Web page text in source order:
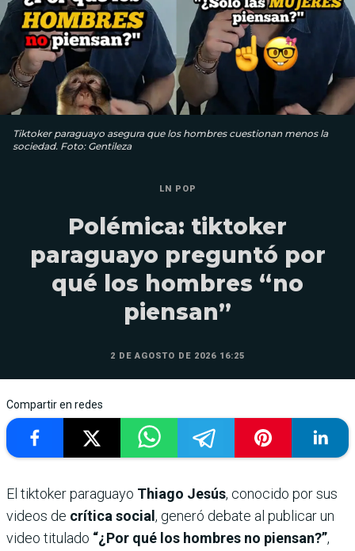
Tiktoker paraguayo asegura que los hombres cuestionan menos la
sociedad. Foto: Gentileza
LN POP
Polémica: tiktoker
paraguayo preguntó por
qué los hombres “no
piensan”
2 DE AGOSTO DE 2026 16:25
Compartir en redes
El tiktoker paraguayo Thiago Jesús, conocido por sus
videos de crítica social , generó debate al publicar un
video titulado “¿Por qué los hombres no piensan?”,